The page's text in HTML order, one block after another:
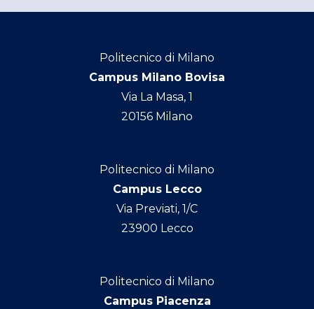
Politecnico di Milano
Campus Milano Bovisa
Via La Masa, 1
20156 Milano
Politecnico di Milano
Campus Lecco
Via Previati, 1/C
23900 Lecco
Politecnico di Milano
Campus Piacenza